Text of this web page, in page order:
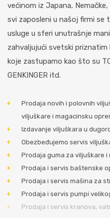
većinom iz Japana,
svi zaposleni u našoj firmi se
usluge u sferi unutrašnje
zahvaljujući svetski
koje zastupamo kao što su
GENKINGER itd.
Prodaja novih i polovnih
viljuškare i magacinsku
Izdavanje viljuškara u
Obezbeđujemo servis
Prodaja guma za viljuškare
Prodaja i servis baštenske
Prodaja i servis mašina za
Prodaja i servis pumpi
Prodaja i servis kranova,